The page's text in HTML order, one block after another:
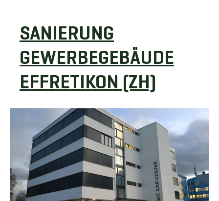
SANIERUNG
GEWERBEGEBÄUDE
EFFRETIKON (ZH)